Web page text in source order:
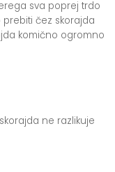
sva poprej trdo
čez skorajda
komično ogromno
ne razlikuje